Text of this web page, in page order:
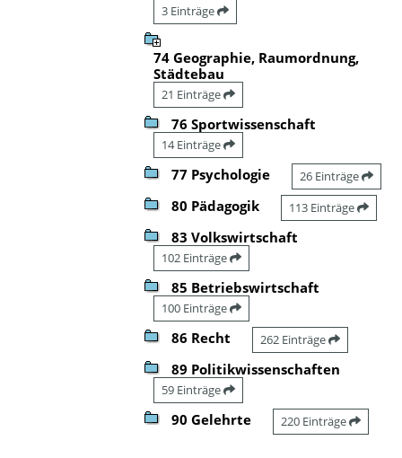
3 Einträge
74 Geographie, Raumordnung,
Städtebau
21 Einträge
76 Sportwissenschaft
14 Einträge
77 Psychologie 26 Einträge
80 Pädagogik 113 Einträge
83 Volkswirtschaft
102 Einträge
85 Betriebswirtschaft
100 Einträge
86 Recht 262 Einträge
89 Politikwissenschaften
59 Einträge
90 Gelehrte 220 Einträge